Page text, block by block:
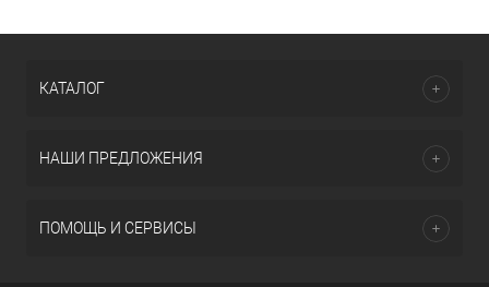
КАТАЛОГ
НАШИ ПРЕДЛОЖЕНИЯ
ПОМОЩЬ И СЕРВИСЫ